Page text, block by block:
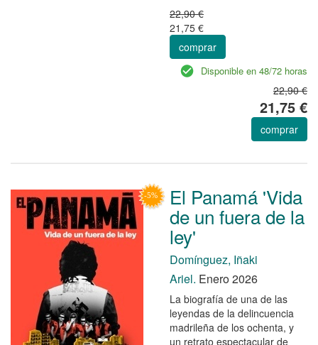
22,90 €
21,75 €
comprar
Disponible en 48/72 horas
22,90 €
21,75 €
comprar
El Panamá 'Vida
de un fuera de la
ley'
Domínguez, Iñaki
Ariel. Enero 2026
La biografía de una de las
leyendas de la delincuencia
madrileña de los ochenta, y
un retrato espectacular de